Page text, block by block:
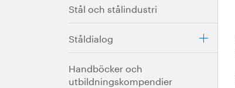
Stål och stålindustri
Ståldialog
Handböcker och
utbildningskompendier